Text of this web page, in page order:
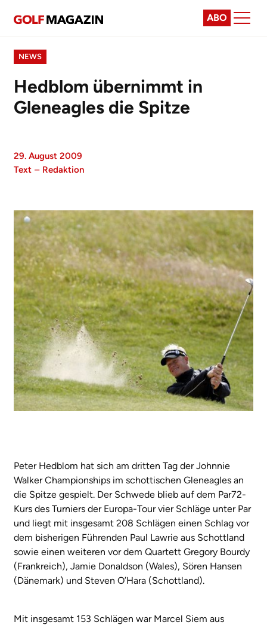
ABO
NEWS
Hedblom übernimmt in
Gleneagles die Spitze
29. August 2009
Text – Redaktion
Peter Hedblom hat sich am dritten Tag der Johnnie
Walker Championships im schottischen Gleneagles an
die Spitze gespielt. Der Schwede blieb auf dem Par72-
Kurs des Turniers der Europa-Tour vier Schläge unter Par
und liegt mit insgesamt 208 Schlägen einen Schlag vor
dem bisherigen Führenden Paul Lawrie aus Schottland
sowie einen weiteren vor dem Quartett Gregory Bourdy
(Frankreich), Jamie Donaldson (Wales), Sören Hansen
(Dänemark) und Steven O’Hara (Schottland).
Mit insgesamt 153 Schlägen war Marcel Siem aus